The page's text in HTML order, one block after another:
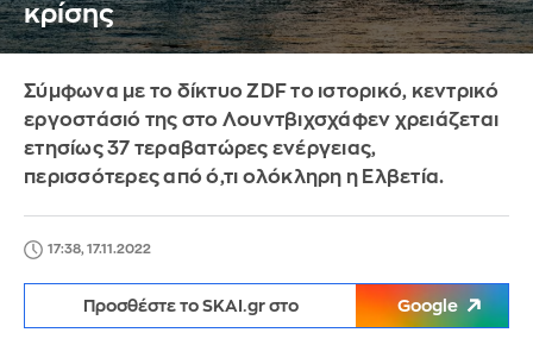
κρίσης
Σύμφωνα με το δίκτυο ZDF το ιστορικό, κεντρικό
εργοστάσιό της στο Λουντβιχσχάφεν χρειάζεται
ετησίως 37 τεραβατώρες ενέργειας,
περισσότερες από ό,τι ολόκληρη η Ελβετία.
17:38, 17.11.2022
Προσθέστε το SKAI.gr στο Google